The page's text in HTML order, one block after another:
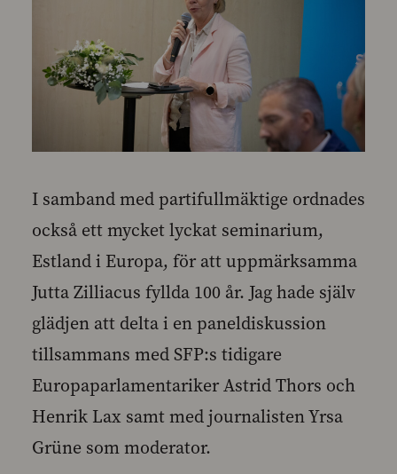
I samband med partifullmäktige ordnades
också ett mycket lyckat seminarium,
Estland i Europa, för att uppmärksamma
Jutta Zilliacus fyllda 100 år. Jag hade själv
glädjen att delta i en paneldiskussion
tillsammans med SFP:s tidigare
Europaparlamentariker Astrid Thors och
Henrik Lax samt med journalisten Yrsa
Grüne som moderator.